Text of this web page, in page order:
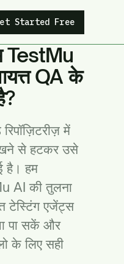
Started Free
TestMu
QA के
में
से हटकर उसे
है। हम
AI की तुलना
टेस्टिंग एजेंट्स
पा सकें और
के लिए सही